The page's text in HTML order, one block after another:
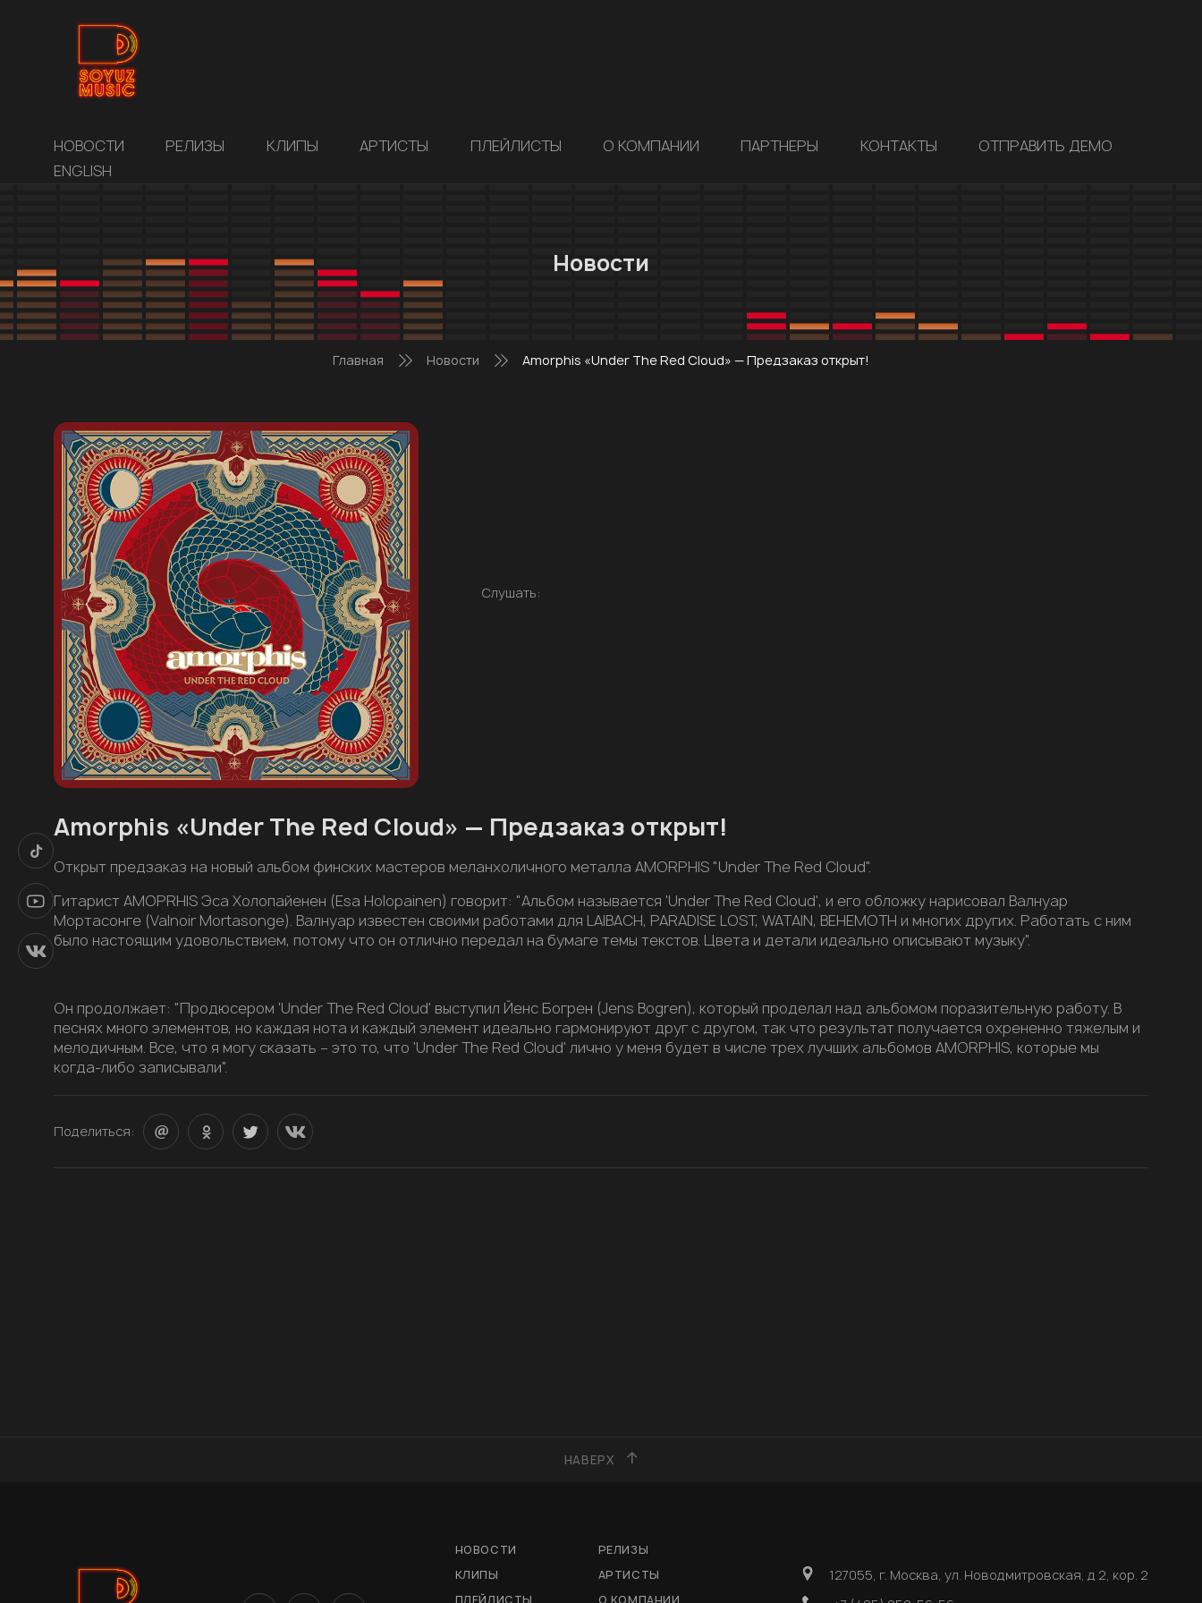
НОВОСТИ РЕЛИЗЫ КЛИПЫ АРТИСТЫ ПЛЕЙЛИСТЫ О КОМПАНИИ ПАРТНЕРЫ КОНТАКТЫ
ОТПРАВИТЬ ДЕМО
ENGLISH
Новости
Главная Новости Amorphis «Under The Red Cloud» — Предзаказ открыт!
Слушать:
Amorphis «Under The Red Cloud» — Предзаказ открыт!
Открыт предзаказ на новый альбом финских мастеров меланхоличного металла AMORPHIS "Under The Red Cloud".
Гитарист AMOPRHIS Эса Холопайенен (Esa Holopainen) говорит: "Альбом называется 'Under The Red Cloud', и его обложку нарисовал Валнуар
Мортасонге (Valnoir Mortasonge). Валнуар известен своими работами для LAIBACH, PARADISE LOST, WATAIN, BEHEMOTH и многих других. Работать с ним
было настоящим удовольствием, потому что он отлично передал на бумаге темы текстов. Цвета и детали идеально описывают музыку".
Он продолжает: "Продюсером 'Under The Red Cloud' выступил Йенс Богрен (Jens Bogren), который проделал над альбомом поразительную работу. В
песнях много элементов, но каждая нота и каждый элемент идеально гармонируют друг с другом, так что результат получается охрененно тяжелым и
мелодичным. Все, что я могу сказать – это то, что 'Under The Red Cloud' лично у меня будет в числе трех лучших альбомов AMORPHIS, которые мы
когда-либо записывали".
Поделиться:
НАВЕРХ
НОВОСТИ
РЕЛИЗЫ
КЛИПЫ
АРТИСТЫ
ПЛЕЙЛИСТЫ
О КОМПАНИИ
127055, г. Москва, ул. Новодмитровская, д 2, кор. 2